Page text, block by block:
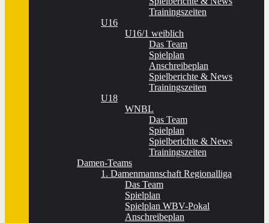
Trainingszeiten
U16
U16/1 weiblich
Das Team
Spielplan
Anschreibeplan
Spielberichte & News
Trainingszeiten
U18
WNBL
Das Team
Spielplan
Spielberichte & News
Trainingszeiten
Damen-Teams
1. Damenmannschaft Regionalliga
Das Team
Spielplan
Spielplan WBV-Pokal
Anschreibeplan